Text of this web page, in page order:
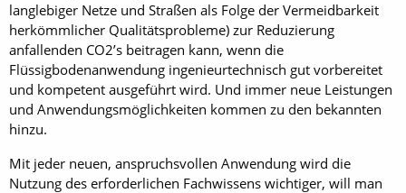
langlebiger Netze und Straßen als Folge der Vermeidbarkeit
herkömmlicher Qualitätsprobleme) zur Reduzierung
anfallenden CO2’s beitragen kann, wenn die
Flüssigbodenanwendung ingenieurtechnisch gut vorbereitet
und kompetent ausgeführt wird. Und immer neue Leistungen
und Anwendungsmöglichkeiten kommen zu den bekannten
hinzu.
Mit jeder neuen, anspruchsvollen Anwendung wird die
Nutzung des erforderlichen Fachwissens wichtiger, will man